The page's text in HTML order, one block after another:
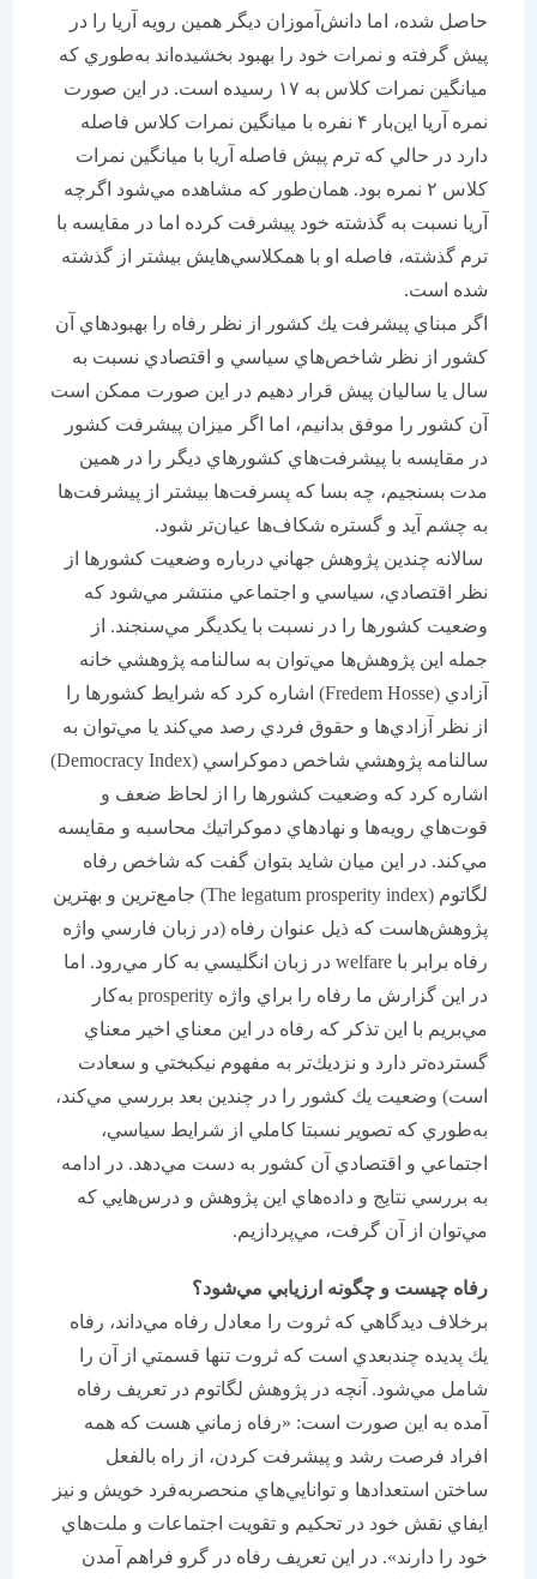
حاصل شده، اما دانش‌آموزان ديگر همين رويه آريا را در
پيش گرفته و نمرات خود را بهبود بخشيده‌اند به‌طوري كه
ميانگين نمرات كلاس به ۱۷ رسيده است. در اين صورت
نمره آريا اين‌بار ۴ نفره با ميانگين نمرات كلاس فاصله
دارد در حالي كه ترم پيش فاصله آريا با ميانگين نمرات
كلاس ۲ نمره بود. همان‌طور كه مشاهده مي‌شود اگرچه
آريا نسبت به گذشته خود پيشرفت كرده اما در مقايسه با
ترم گذشته، فاصله او با همكلاسي‌هايش بيشتر از گذشته
شده است.
اگر مبناي پيشرفت يك كشور از نظر رفاه را بهبود‌هاي آن
كشور از نظر شاخص‌هاي سياسي و اقتصادي نسبت به
سال يا ساليان پيش قرار دهيم در اين صورت ممكن است
آن كشور را موفق بدانيم، اما اگر ميزان پيشرفت كشور
در مقايسه با پيشرفت‌هاي كشور‌هاي ديگر را در همين
مدت بسنجيم، چه بسا كه پسرفت‌ها بيشتر از پيشرفت‌ها
به چشم ‌آيد و گستره شكاف‌ها عيان‌تر شود.
سالانه چندين پژوهش جهاني درباره وضعيت كشورها از
نظر اقتصادي، سياسي و اجتماعي منتشر مي‌شود كه
وضعيت كشورها را در نسبت با يكديگر مي‌سنجند. از
جمله اين پژوهش‌ها مي‌توان به سالنامه پژوهشي خانه
آزادي (Fredem Hosse) اشاره كرد كه شرايط كشور‌ها را
از نظر آزادي‌ها و حقوق فردي رصد مي‌كند يا مي‌توان به
سالنامه پژوهشي شاخص دموكراسي (Democracy Index)
اشاره كرد كه وضعيت كشورها را از لحاظ ضعف و
قوت‌هاي رويه‌ها و نهادهاي دموكراتيك محاسبه و مقايسه
مي‌كند. در اين ميان شايد بتوان گفت كه شاخص رفاه
لگاتوم (The legatum prosperity index) جامع‌ترين و بهترين
پژوهش‌هاست كه ذيل عنوان رفاه (در زبان فارسي واژه
رفاه برابر با welfare در زبان انگليسي به كار مي‌رود. اما
در اين گزارش ما رفاه را براي واژه prosperity به‌كار
مي‌بريم با اين تذكر كه رفاه در اين معناي اخير معناي
گسترده‌تر دارد و نزديك‌تر به مفهوم نيكبختي و سعادت
است) وضعيت يك كشور را در چندين بعد بررسي مي‌كند،
به‌طوري كه تصوير نسبتا كاملي از شرايط سياسي،
اجتماعي و اقتصادي آن كشور به دست مي‌دهد. در ادامه
به بررسي نتايج و داده‌هاي اين پژوهش و درس‌هايي كه
مي‌توان از آن گرفت، مي‌پردازيم.
رفاه چيست و چگونه ارزيابي مي‌شود؟
برخلاف ديدگاهي كه ثروت را معادل رفاه مي‌داند، رفاه
يك پديده چندبعدي است كه ثروت تنها قسمتي از آن را
شامل مي‌شود. آنچه در پژوهش لگاتوم در تعريف رفاه
آمده به اين صورت است: «رفاه زماني هست كه همه
افراد فرصت رشد و پيشرفت كردن، از راه بالفعل
ساختن استعداد‌ها و توانايي‌هاي منحصربه‌فرد خويش و نيز
ايفاي نقش خود در تحكيم و تقويت اجتماعات و ملت‌هاي
خود را دارند». در اين تعريف رفاه در گرو فراهم آمدن